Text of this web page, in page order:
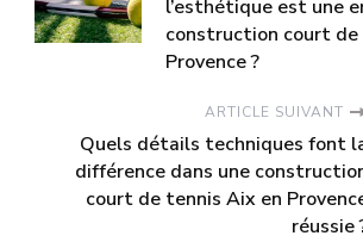
l’esthétique est une
construction court
Provence ?
ARTICLE SUIVANT
Quels détails techniques font
différence dans une
court de tennis Aix en
réussie